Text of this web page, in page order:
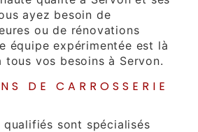
ayez besoin de
ou de rénovations
équipe expérimentée est là
tous vos besoins à Servon.
DE CARROSSERIE
qualifiés sont spécialisés